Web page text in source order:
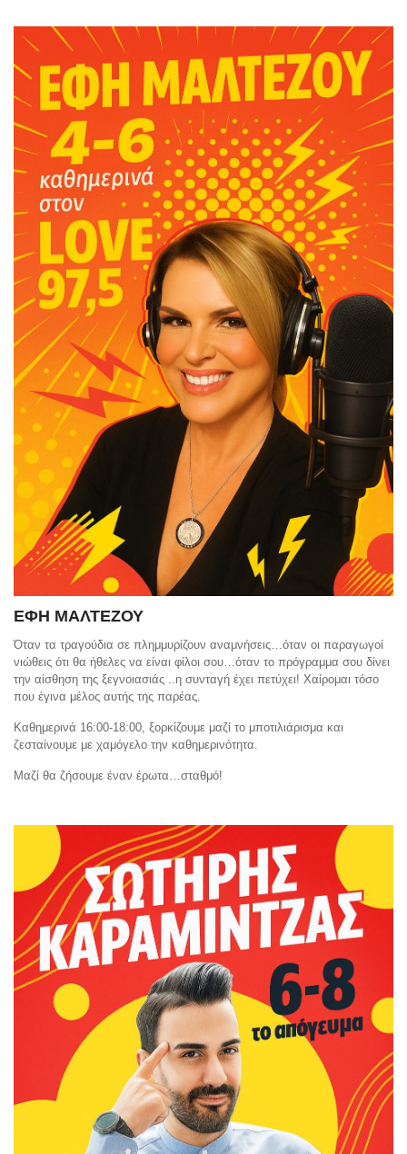
ΕΦΗ ΜΑΛΤΕΖΟΥ
Όταν τα τραγούδια σε πλημμυρίζουν αναμνήσεις…όταν οι παραγωγοί
νιώθεις ότι θα ήθελες να είναι φίλοι σου…όταν το πρόγραμμα σου δίνει
την αίσθηση της ξεγνοιασιάς ..η συνταγή έχει πετύχει! Χαίρομαι τόσο
που έγινα μέλος αυτής της παρέας.
Καθημερινά 16:00-18:00, ξορκίζουμε μαζί το μποτιλιάρισμα και
ζεσταίνουμε με χαμόγελο την καθημερινότητα.
Μαζί θα ζήσουμε έναν έρωτα…σταθμό!